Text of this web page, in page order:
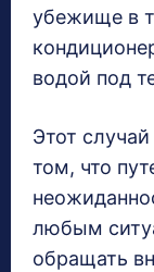
убежище в
водой под
Этот
том, что
любым
обращать